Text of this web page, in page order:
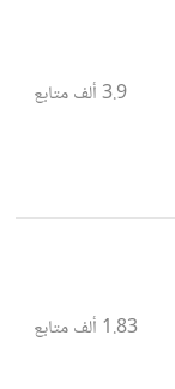
3.9 ألف متابع
1.83 ألف متابع